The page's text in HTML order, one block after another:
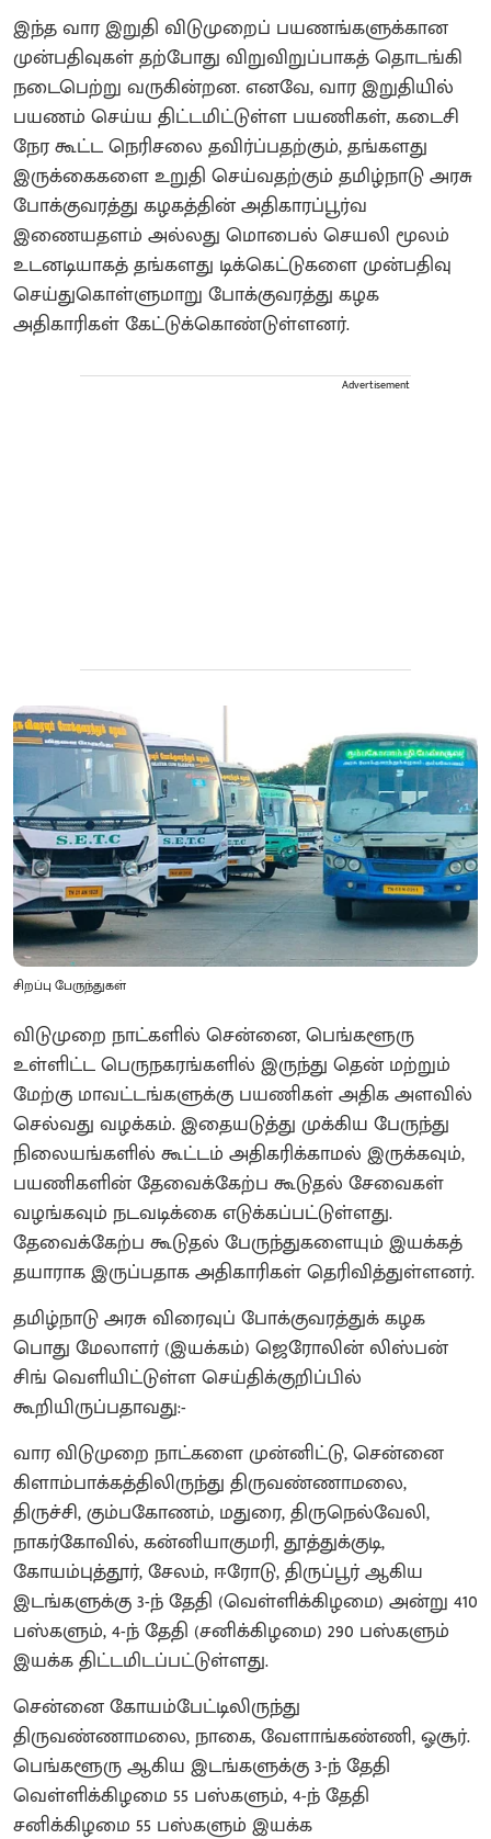
இந்த வார இறுதி விடுமுறைப் பயணங்களுக்கான
முன்பதிவுகள் தற்போது விறுவிறுப்பாகத் தொடங்கி
நடைபெற்று வருகின்றன. எனவே, வார இறுதியில்
பயணம் செய்ய திட்டமிட்டுள்ள பயணிகள், கடைசி
நேர கூட்ட நெரிசலை தவிர்ப்பதற்கும், தங்களது
இருக்கைகளை உறுதி செய்வதற்கும் தமிழ்நாடு அரசு
போக்குவரத்து கழகத்தின் அதிகாரப்பூர்வ
இணையதளம் அல்லது மொபைல் செயலி மூலம்
உடனடியாகத் தங்களது டிக்கெட்டுகளை முன்பதிவு
செய்துகொள்ளுமாறு போக்குவரத்து கழக
அதிகாரிகள் கேட்டுக்கொண்டுள்ளனர்.
Advertisement
சிறப்பு பேருந்துகள்
விடுமுறை நாட்களில் சென்னை, பெங்களூரு
உள்ளிட்ட பெருநகரங்களில் இருந்து தென் மற்றும்
மேற்கு மாவட்டங்களுக்கு பயணிகள் அதிக அளவில்
செல்வது வழக்கம். இதையடுத்து முக்கிய பேருந்து
நிலையங்களில் கூட்டம் அதிகரிக்காமல் இருக்கவும்,
பயணிகளின் தேவைக்கேற்ப கூடுதல் சேவைகள்
வழங்கவும் நடவடிக்கை எடுக்கப்பட்டுள்ளது.
தேவைக்கேற்ப கூடுதல் பேருந்துகளையும் இயக்கத்
தயாராக இருப்பதாக அதிகாரிகள் தெரிவித்துள்ளனர்.
தமிழ்நாடு அரசு விரைவுப் போக்குவரத்துக் கழக
பொது மேலாளர் (இயக்கம்) ஜெரோலின் லிஸ்பன்
சிங் வெளியிட்டுள்ள செய்திக்குறிப்பில்
கூறியிருப்பதாவது:-
வார விடுமுறை நாட்களை முன்னிட்டு, சென்னை
கிளாம்பாக்கத்திலிருந்து திருவண்ணாமலை,
திருச்சி, கும்பகோணம், மதுரை, திருநெல்வேலி,
நாகர்கோவில், கன்னியாகுமரி, தூத்துக்குடி,
கோயம்புத்தூர், சேலம், ஈரோடு, திருப்பூர் ஆகிய
இடங்களுக்கு 3-ந் தேதி (வெள்ளிக்கிழமை) அன்று 410
பஸ்களும், 4-ந் தேதி (சனிக்கிழமை) 290 பஸ்களும்
இயக்க திட்டமிடப்பட்டுள்ளது.
சென்னை கோயம்பேட்டிலிருந்து
திருவண்ணாமலை, நாகை, வேளாங்கண்ணி, ஓசூர்.
பெங்களூரு ஆகிய இடங்களுக்கு 3-ந் தேதி
வெள்ளிக்கிழமை 55 பஸ்களும், 4-ந் தேதி
சனிக்கிழமை 55 பஸ்களும் இயக்க